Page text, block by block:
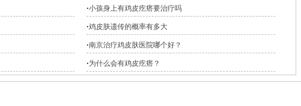
·小孩身上有鸡皮疙瘩要治疗吗
·鸡皮肤遗传的概率有多大
·南京治疗鸡皮肤医院哪个好？
·为什么会有鸡皮疙瘩？